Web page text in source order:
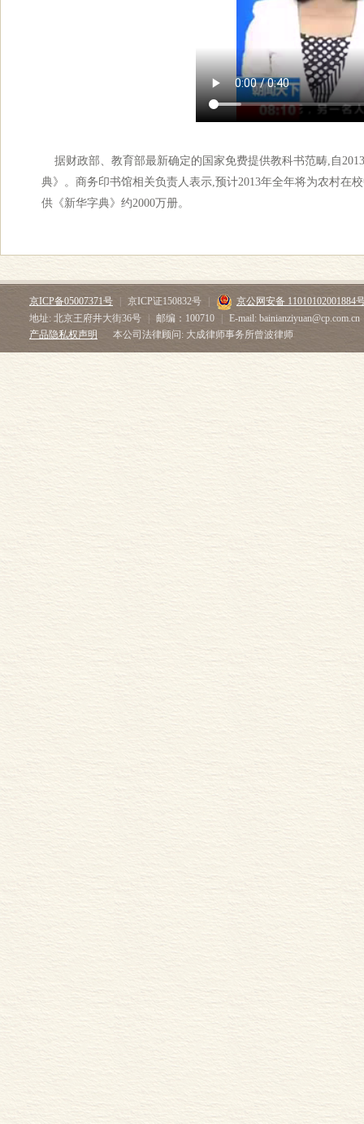
据财政部、教育部最新确定的国家免费提供教科书范畴,自
典》。商务印书馆相关负责人表示,预计2013年全年将为农村在
供《新华字典》约2000万册。
京ICP备05007371号 京ICP证150832号
京公网安备 11010102001884
地址: 北京王府井大街36号
邮编：100710
E-mail: bainianziyuan@cp.com.cn
产品隐私权声明
本公司法律顾问: 大成律师事务所曾波律师